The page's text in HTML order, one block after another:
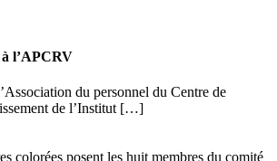
l’APCRV
du personnel du Centre de
de l’Institut […]